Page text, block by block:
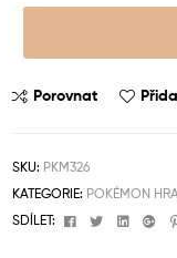
Porovnat
SKU: PKM326
KATEGORIE: POKÉMON
SDÍLET:
FacebookTwitter